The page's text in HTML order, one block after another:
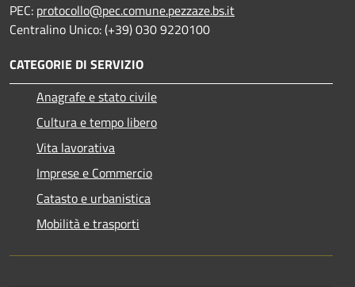
PEC: protocollo@pec.comune.pezzaze.bs.it
Centralino Unico: (+39) 030 9220100
CATEGORIE DI SERVIZIO
Anagrafe e stato civile
Cultura e tempo libero
Vita lavorativa
Imprese e Commercio
Catasto e urbanistica
Mobilità e trasporti